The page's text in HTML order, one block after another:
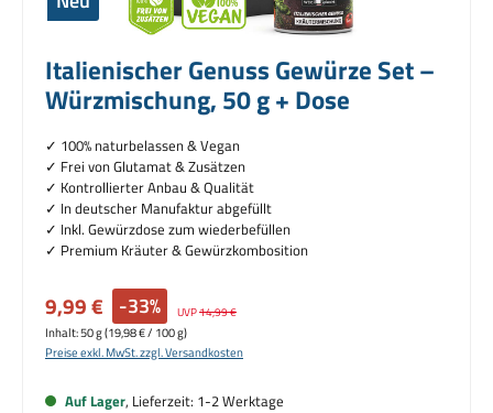
Italienischer Genuss Gewürze Set –
Würzmischung, 50 g + Dose
✓ 100% naturbelassen & Vegan
✓ Frei von Glutamat & Zusätzen
✓ Kontrollierter Anbau & Qualität
✓ In deutscher Manufaktur abgefüllt
✓ Inkl. Gewürzdose zum wiederbefüllen
✓ Premium Kräuter & Gewürzkombosition
Verkaufspreis:
9,99 € -33% Regulärer Preis:
UVP14,99 €
Inhalt:50 g(19,98 € / 100 g)
Preise exkl. MwSt. zzgl. Versandkosten
Auf Lager, Lieferzeit: 1-2 Werktage